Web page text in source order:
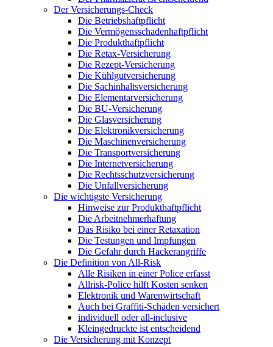
Der Versicherungs-Check
Die Betriebshaftpflicht
Die Vermögensschadenhaftpflicht
Die Produkthaftpflicht
Die Retax-Versicherung
Die Rezept-Versicherung
Die Kühlgutversicherung
Die Sachinhaltsversicherung
Die Elementarversicherung
Die BU-Versicherung
Die Glasversicherung
Die Elektronikversicherung
Die Maschinenversicherung
Die Transportversicherung
Die Internetversicherung
Die Rechtsschutzversicherung
Die Unfallversicherung
Die wichtigste Versicherung
Hinweise zur Produkthaftpflicht
Die Arbeitnehmerhaftung
Das Risiko bei einer Retaxation
Die Testungen und Impfungen
Die Gefahr durch Hackerangriffe
Die Definition von All-Risk
Alle Risiken in einer Police erfasst
Allrisk-Police hilft Kosten senken
Elektronik und Warenwirtschaft
Auch bei Graffiti-Schäden versichert
individuell oder all-inclusive
Kleingedruckte ist entscheidend
Die Versicherung mit Konzept